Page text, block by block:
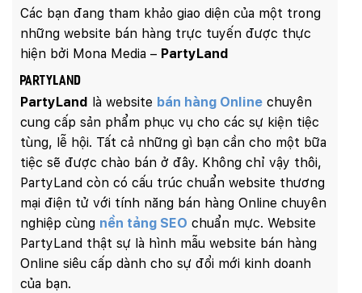
Các bạn đang tham khảo giao diện của một trong
những website bán hàng trực tuyến được thực
hiện bởi Mona Media – PartyLand
PartyLand
PartyLand là website bán hàng Online chuyên
cung cấp sản phẩm phục vụ cho các sự kiện tiệc
tùng, lễ hội. Tất cả những gì bạn cần cho một bữa
tiệc sẽ được chào bán ở đây. Không chỉ vậy thôi,
PartyLand còn có cấu trúc chuẩn website thương
mại điện tử với tính năng bán hàng Online chuyên
nghiệp cùng nền tảng SEO chuẩn mực. Website
PartyLand thật sự là hình mẫu website bán hàng
Online siêu cấp dành cho sự đổi mới kinh doanh
của bạn.